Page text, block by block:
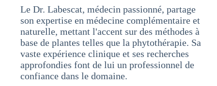
Le Dr. Labescat, médecin passionné, partage
son expertise en médecine complémentaire et
naturelle, mettant l'accent sur des méthodes à
base de plantes telles que la phytothérapie. Sa
vaste expérience clinique et ses recherches
approfondies font de lui un professionnel de
confiance dans le domaine.